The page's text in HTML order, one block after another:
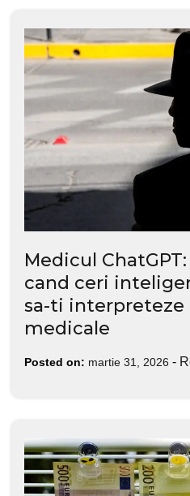
Medicul
cand ceri
sa-ti interpreteze
medicale
Posted on: martie 31, 2026 -